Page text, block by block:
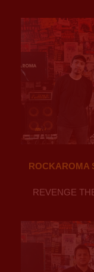
ROCKAROMA
REVENGE